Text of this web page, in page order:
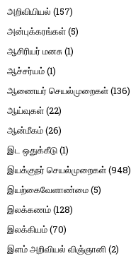
அறிவியியல் (157)
அன்புக்கரங்கள்(5)
ஆசிரியர் மனசு(1)
ஆச்சர்யம்(1)
ஆணையர் செயல்முறைகள்(136)
ஆய்வுகள்(22)
ஆன்மீகம்(26)
இட ஒதுக்கீடு(1)
இயக்குநர் செயல்முறைகள்(948)
இயற்கைவேளாண்மை(5)
இலக்கணம்(128)
இலக்கியம்(70)
இளம் அறிவியல் விஞ்ஞானி(2)